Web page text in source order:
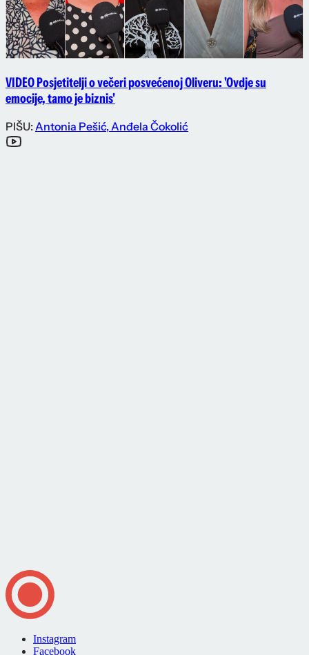
VIDEO Posjetitelji o večeri posvećenoj Oliveru: 'Ovdje su
emocije, tamo je biznis'
PIŠU: Antonia Pešić, Anđela Čokolić
Instagram
Facebook